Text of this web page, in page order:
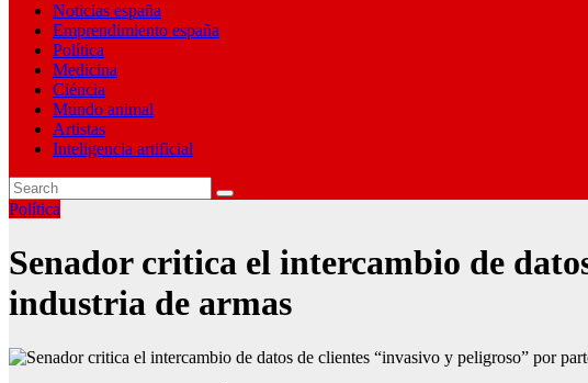
Noticias españa
Emprendimiento españa
Política
Medicina
Ciéncia
Mundo animal
Artistas
Inteligencia artificial
Política
Senador critica el intercambio de
industria de armas